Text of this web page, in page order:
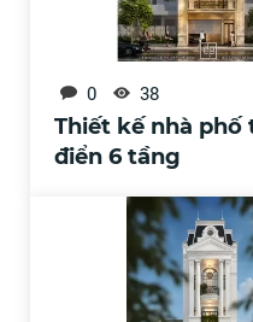
0 38
Thiết kế nhà phố
điển 6 tầng